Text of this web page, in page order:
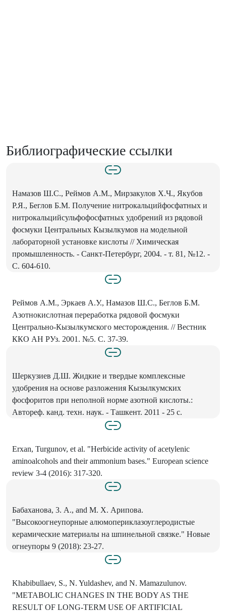
Библиографические ссылки
Намазов Ш.С., Реймов А.М., Мирзакулов Х.Ч., Якубов
Р.Я., Беглов Б.М. Получение нитрокальцийфосфатных и
нитрокальцийсульфофосфатных удобрений из рядовой
фосмуки Центральных Кызылкумов на модельной
лабораторной установке кислоты // Химическая
промышленность. - Санкт-Петербург, 2004. - т. 81, №12. -
С. 604-610.
Реймов А.М., Эркаев А.У., Намазов Ш.С., Беглов Б.М.
Азотнокислотная переработка рядовой фосмуки
Центрально-Кызылкумского месторождения. // Вестник
ККО АН РУз. 2001. №5. С. 37-39.
Шеркузиев Д.Ш. Жидкие и твердые комплексные
удобрения на основе разложения Кызылкумских
фосфоритов при неполной норме азотной кислоты.:
Автореф. канд. техн. наук. - Ташкент. 2011 - 25 с.
Erxan, Turgunov, et al. "Herbicide activity of acetylenic
aminoalcohols and their ammonium bases." European science
review 3-4 (2016): 317-320.
Бабаханова, 3. A., and M. X. Арипова.
"Высокоогнеупорные алюмопериклазоуглеродистые
керамические материалы на шпинельной связке." Новые
огнеупоры 9 (2018): 23-27.
Khabibullaev, S., N. Yuldashev, and N. Mamazulunov.
"METABOLIC CHANGES IN THE BODY AS THE
RESULT OF LONG-TERM USE OF ARTIFICIAL